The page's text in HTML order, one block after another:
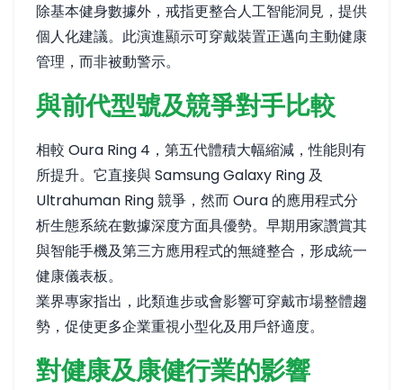
除基本健身數據外，戒指更整合人工智能洞見，提供
個人化建議。此演進顯示可穿戴裝置正邁向主動健康
管理，而非被動警示。
與前代型號及競爭對手比較
相較 Oura Ring 4，第五代體積大幅縮減，性能則有
所提升。它直接與 Samsung Galaxy Ring 及
Ultrahuman Ring 競爭，然而 Oura 的應用程式分
析生態系統在數據深度方面具優勢。早期用家讚賞其
與智能手機及第三方應用程式的無縫整合，形成統一
健康儀表板。
業界專家指出，此類進步或會影響可穿戴市場整體趨
勢，促使更多企業重視小型化及用戶舒適度。
對健康及康健行業的影響